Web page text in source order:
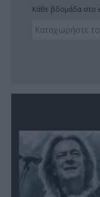
Κάθε βδομάδα στο